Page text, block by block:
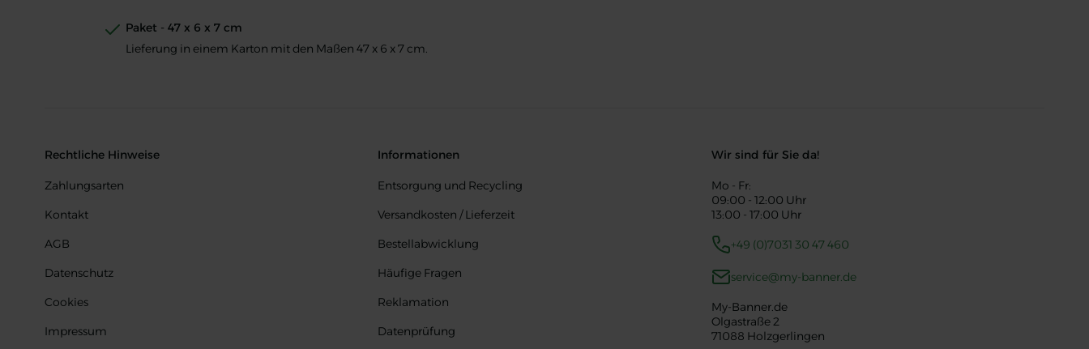
Paket - 47 x 6 x 7 cm
Lieferung in einem Karton mit den Maßen 47 x 6 x 7 cm.
Rechtliche Hinweise
Zahlungsarten
Kontakt
AGB
Datenschutz
Cookies
Impressum
Informationen
Entsorgung und Recycling
Versandkosten / Lieferzeit
Bestellabwicklung
Häufige Fragen
Reklamation
Datenprüfung
Wir sind für Sie da!
Mo - Fr:
09:00 - 12:00 Uhr
13:00 - 17:00 Uhr
+49 (0)7031 30 47 460
service@my-banner.de
My-Banner.de
Olgastraße 2
71088 Holzgerlingen